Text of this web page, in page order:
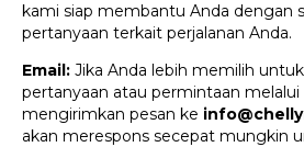
kami siap membantu Anda dengan
pertanyaan terkait perjalanan Anda.
Email: Jika Anda lebih memilih
pertanyaan atau permintaan melalui
mengirimkan pesan ke
akan merespons secepat mungkin